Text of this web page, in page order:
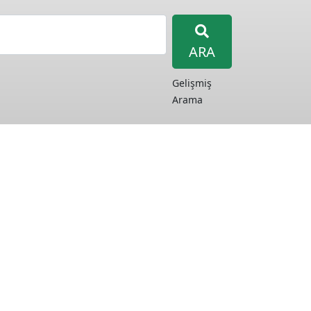
ARA
Gelişmiş
Arama